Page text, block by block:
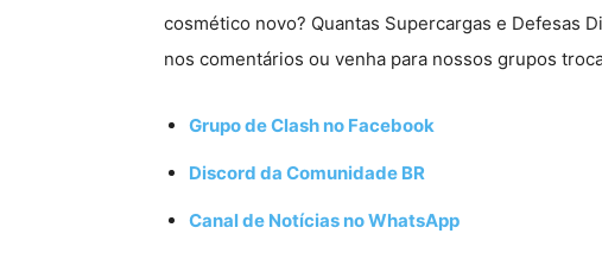
cosmético novo? Quantas Supercargas e Defesas
nos comentários ou venha para nossos grupos
Grupo de Clash no Facebook
Discord da Comunidade BR
Canal de Notícias no WhatsApp